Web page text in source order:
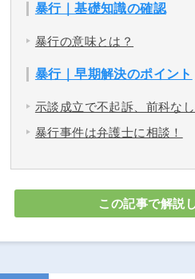
暴行｜基礎知識の確認
暴行の意味とは？
暴行｜早期解決のポイント
示談成立で不起訴、前科な
暴行事件は弁護士に相談！
この記事で解説